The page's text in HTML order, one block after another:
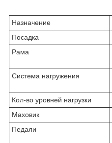
Назначение
Посадка
Рама
Система нагружения
Кол-во уровней нагрузки
Маховик
Педали